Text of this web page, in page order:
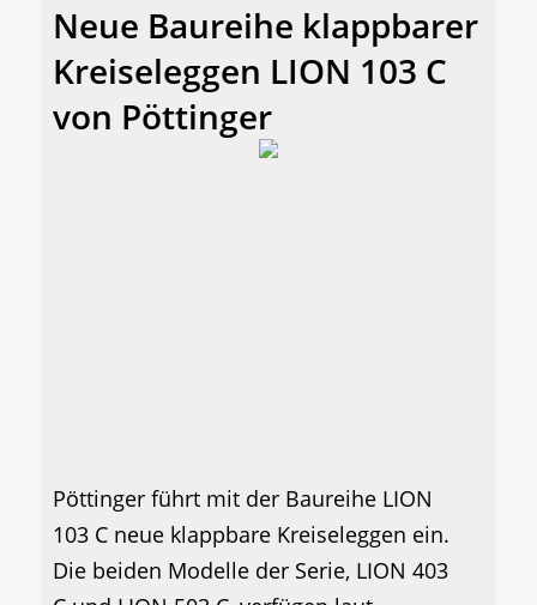
Neue Baureihe klappbarer
Kreiseleggen LION 103 C
von Pöttinger
Pöttinger führt mit der Baureihe LION
103 C neue klappbare Kreiseleggen ein.
Die beiden Modelle der Serie, LION 403